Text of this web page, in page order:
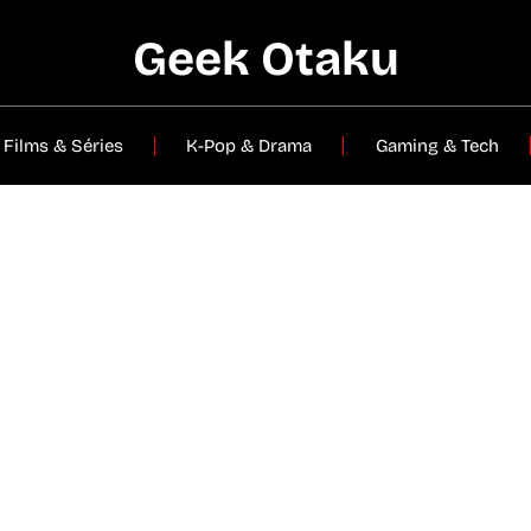
Geek Otaku
Films & Séries K-Pop & Drama Gaming & Tech